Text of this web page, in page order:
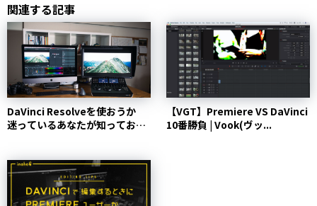
関連する記事
DaVinci Resolveを使おうか
迷っているあなたが知っておき
【VGT】Premiere VS DaVinci
10番勝負 | Vook(ヴッ...